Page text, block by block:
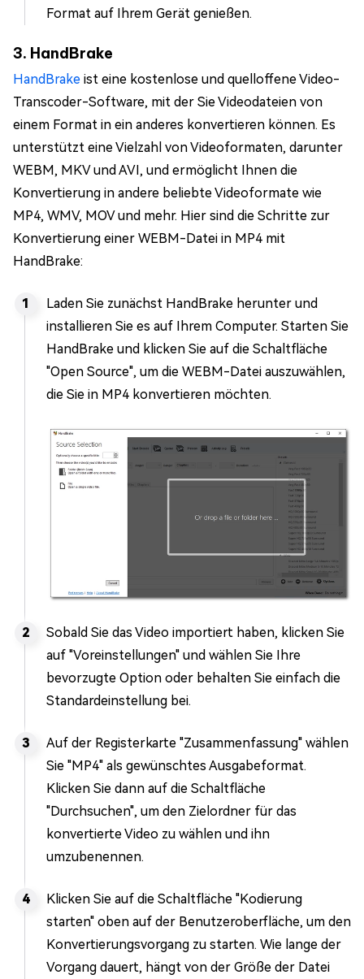
Format auf Ihrem Gerät genießen.
3. HandBrake
HandBrake ist eine kostenlose und quelloffene Video-
Transcoder-Software, mit der Sie Videodateien von
einem Format in ein anderes konvertieren können. Es
unterstützt eine Vielzahl von Videoformaten, darunter
WEBM, MKV und AVI, und ermöglicht Ihnen die
Konvertierung in andere beliebte Videoformate wie
MP4, WMV, MOV und mehr. Hier sind die Schritte zur
Konvertierung einer WEBM-Datei in MP4 mit
HandBrake:
Laden Sie zunächst HandBrake herunter und
installieren Sie es auf Ihrem Computer. Starten Sie
HandBrake und klicken Sie auf die Schaltfläche
"Open Source", um die WEBM-Datei auszuwählen,
die Sie in MP4 konvertieren möchten.
Sobald Sie das Video importiert haben, klicken Sie
auf "Voreinstellungen" und wählen Sie Ihre
bevorzugte Option oder behalten Sie einfach die
Standardeinstellung bei.
Auf der Registerkarte "Zusammenfassung" wählen
Sie "MP4" als gewünschtes Ausgabeformat.
Klicken Sie dann auf die Schaltfläche
"Durchsuchen", um den Zielordner für das
konvertierte Video zu wählen und ihn
umzubenennen.
Klicken Sie auf die Schaltfläche "Kodierung
starten" oben auf der Benutzeroberfläche, um den
Konvertierungsvorgang zu starten. Wie lange der
Vorgang dauert, hängt von der Größe der Datei